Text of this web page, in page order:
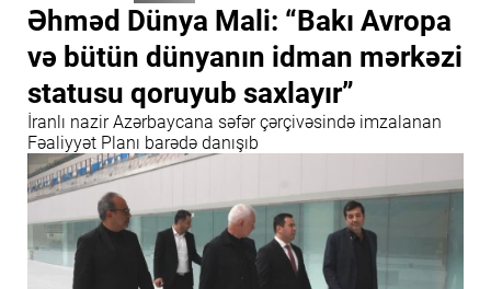
Əhməd Dünya Mali: “Bakı Avropa
və bütün dünyanın idman mərkəzi
statusu qoruyub saxlayır”
İranlı nazir Azərbaycana səfər çərçivəsində imzalanan
Fəaliyyət Planı barədə danışıb